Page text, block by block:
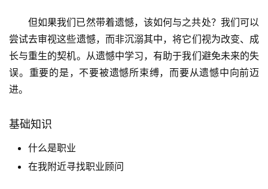
但如果我们已然带着遗憾，该如何与之共处？我们可以
尝试去审视这些遗憾，而非沉溺其中，将它们视为改变、成
长与重生的契机。从遗憾中学习，有助于我们避免未来的失
误。重要的是，不要被遗憾所束缚，而要从遗憾中向前迈
进。
基础知识
什么是职业
在我附近寻找职业顾问